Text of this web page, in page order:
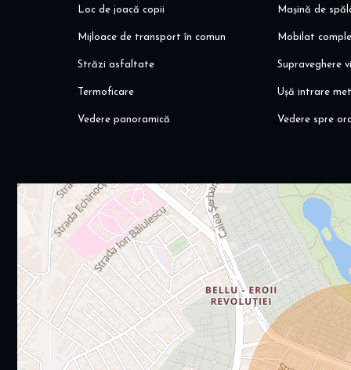
Loc de joacă copii Mașină de
Mijloace de transport în comun Mobilat
Străzi asfaltate Supraveghere
Termoficare Ușă intrare
Vedere panoramică Vedere spre